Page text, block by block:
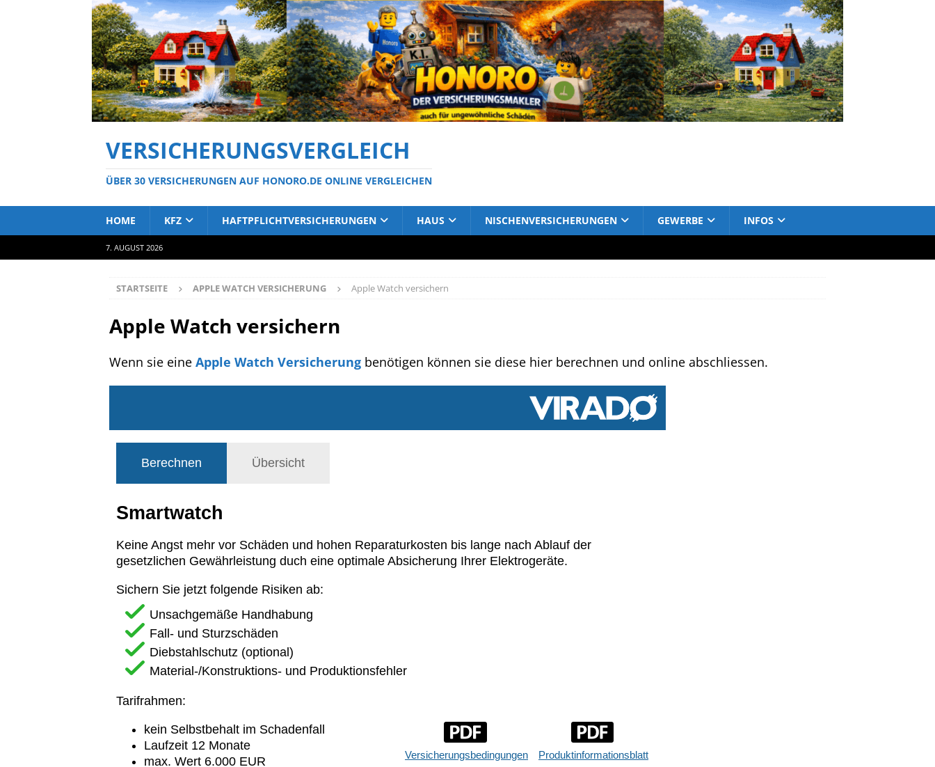
VERSICHERUNGSVERGLEICH
ÜBER 30 VERSICHERUNGEN AUF HONORO.DE ONLINE VERGLEICHEN
HOME KFZ HAFTPFLICHTVERSICHERUNGEN HAUS NISCHENVERSICHERUNGEN GEWERBE INFOS
7. AUGUST 2026
STARTSEITE APPLE WATCH VERSICHERUNG Apple Watch versichern
Apple Watch versichern
Wenn sie eine Apple Watch Versicherung benötigen können sie diese hier berechnen und online abschliessen.